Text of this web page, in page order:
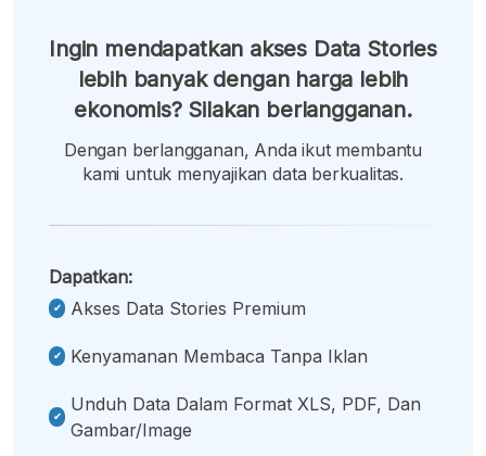
Ingin mendapatkan akses Data Stories
lebih banyak dengan harga lebih
ekonomis? Silakan berlangganan.
Dengan berlangganan, Anda ikut membantu
kami untuk menyajikan data berkualitas.
Dapatkan:
Akses Data Stories Premium
Kenyamanan Membaca Tanpa Iklan
Unduh Data Dalam Format XLS, PDF, Dan
Gambar/image